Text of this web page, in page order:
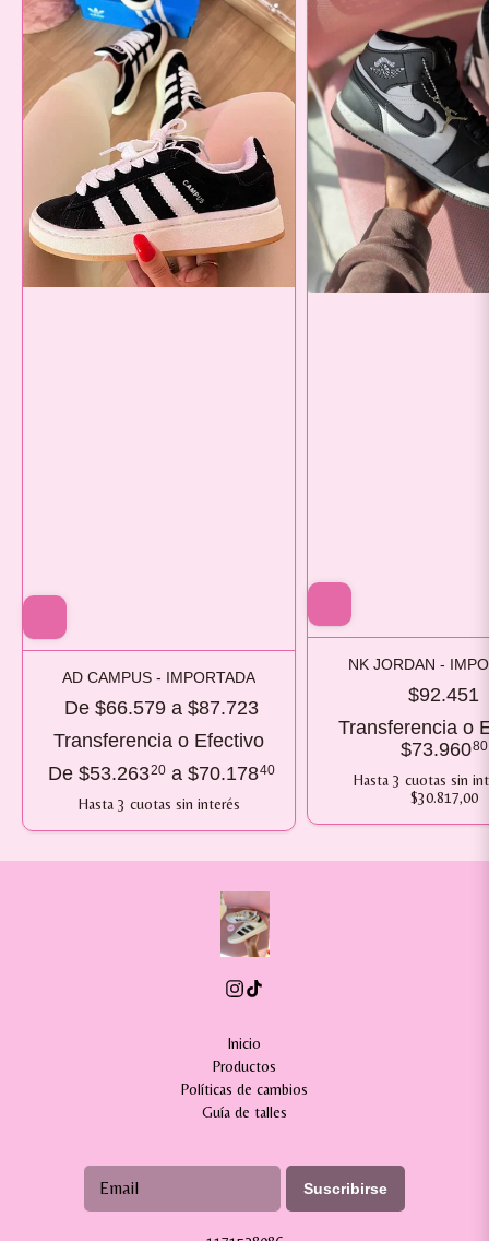
AD CAMPUS - IMPORTADA
De $66.579 a $87.723
Transferencia o Efectivo
De $53.26320 a $70.17840
Hasta 3 cuotas sin interés
NK JORDAN -
$92.451
Transferencia o
$73.96080
Hasta 3 cuotas sin
$30.817,00
Inicio
Productos
Políticas de cambios
Guía de talles
Suscribirse